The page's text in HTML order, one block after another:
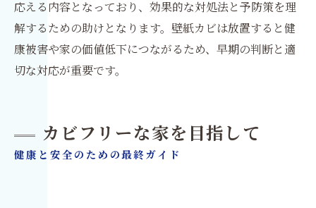
応える内容となっており、効果的な対処法と予防策を理
解するための助けとなります。壁紙カビは放置すると健
康被害や家の価値低下につながるため、早期の判断と適
切な対応が重要です。
カビフリーな家を目指して
健康と安全のための最終ガイド